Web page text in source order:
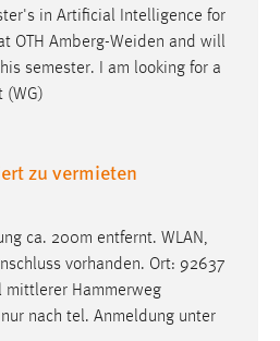
in Artificial Intelligence for
OTH Amberg-Weiden and will
semester. I am looking for a
(WG)
zu vermieten
ca. 200m entfernt. WLAN,
vorhanden. Ort: 92637
mittlerer Hammerweg
nach tel. Anmeldung unter
Informationen anonym.